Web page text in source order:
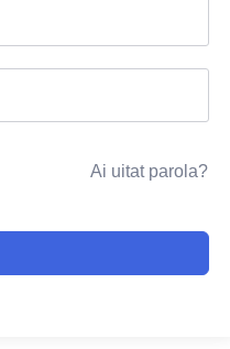
Ai uitat parola?